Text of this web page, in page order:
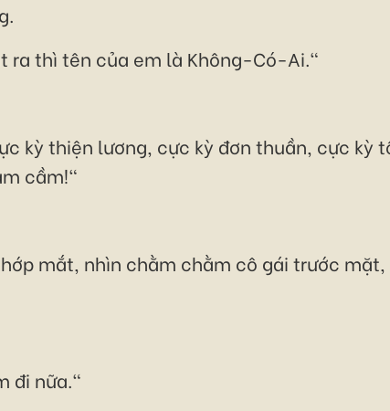
ra thì tên của em là Không-Có-Ai."
kỳ thiện lương, cực kỳ đơn thuần, cực kỳ
cầm!"
mắt, nhìn chằm chằm cô gái trước
đi nữa."